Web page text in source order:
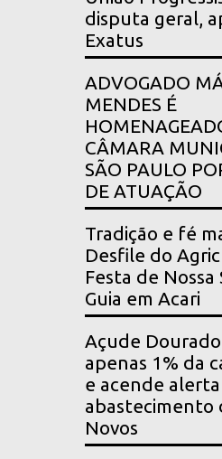
disputa geral,
Exatus
ADVOGADO
MENDES É
CÂMARA
SÃO PAULO
DE ATUAÇÃO
Tradição e fé
Desfile do
Festa de Nossa
Guia em Acari
Açude Dourado
apenas 1% da
e acende
abastecimento
Novos